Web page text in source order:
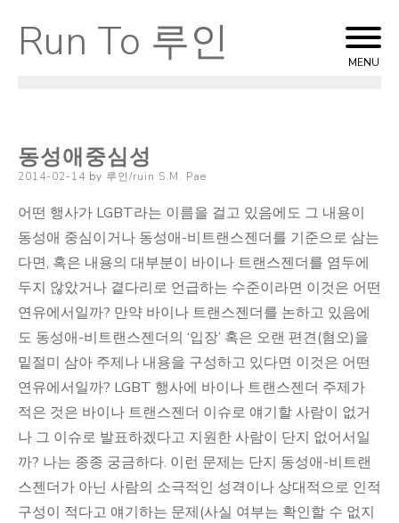
Skip
to
Run To 루인 MENU
동성애중심성
Posted
2014-02-14 by 루인/ruin S.M. Pae
어떤 행사가 LGBT라는 이름을 걸고 있음에도 그 내용이
동성애 중심이거나 동성애-비트랜스젠더를 기준으로 삼는
다면, 혹은 내용의 대부분이 바이나 트랜스젠더를 염두에
두지 않았거나 곁다리로 언급하는 수준이라면 이것은 어떤
연유에서일까? 만약 바이나 트랜스젠더를 논하고 있음에
도 동성애-비트랜스젠더의 ‘입장’ 혹은 오랜 편견(혐오)을
밑절미 삼아 주제나 내용을 구성하고 있다면 이것은 어떤
연유에서일까? LGBT 행사에 바이나 트랜스젠더 주제가
적은 것은 바이나 트랜스젠더 이슈로 얘기할 사람이 없거
나 그 이슈로 발표하겠다고 지원한 사람이 단지 없어서일
까? 나는 종종 궁금하다. 이런 문제는 단지 동성애-비트랜
스젠더가 아닌 사람의 소극적인 성격이나 상대적으로 인적
구성이 적다고 얘기하는 문제(사실 여부는 확인할 수 없지